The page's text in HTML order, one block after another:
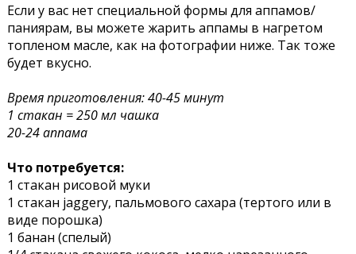
Если у вас нет специальной формы для аппамов/
паниярам, вы можете жарить аппамы в нагретом
топленом масле, как на фотографии ниже. Так тоже
будет вкусно.
Время приготовления: 40-45 минут
1 стакан = 250 мл чашка
20-24 аппама
Что потребуется:
1 стакан рисовой муки
1 стакан jaggery, пальмового сахара (тертого или в
виде порошка)
1 банан (спелый)